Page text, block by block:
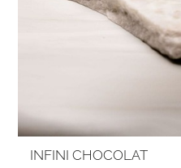
INFINI CHOCOLAT